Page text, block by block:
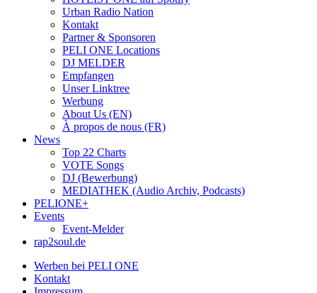
Urban Radio Nation
Kontakt
Partner & Sponsoren
PELI ONE Locations
DJ MELDER
Empfangen
Unser Linktree
Werbung
About Us (EN)
À propos de nous (FR)
News
Top 22 Charts
VOTE Songs
DJ (Bewerbung)
MEDIATHEK (Audio Archiv, Podcasts)
PELIONE+
Events
Event-Melder
rap2soul.de
Werben bei PELI ONE
Kontakt